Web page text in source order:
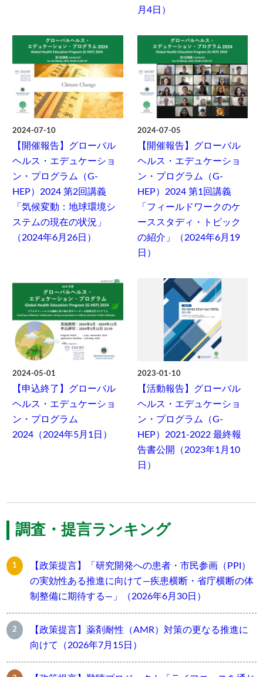
月4日）
2024-07-10
【開催報告】グローバル
ヘルス・エデュケーショ
ン・プログラム（G-
HEP）2024 第2回講義
「気候変動：地球環境シ
ステムの現在の状況」
（2024年6月26日）
2024-07-05
【開催報告】グローバル
ヘルス・エデュケーショ
ン・プログラム（G-
HEP）2024 第1回講義
「フィールドワークのケ
ーススタディ・トピック
の紹介」（2024年6月19
日）
2024-05-01
【申込終了】グローバル
ヘルス・エデュケーショ
ン・プログラム
2024（2024年5月1日）
2023-01-10
【活動報告】グローバル
ヘルス・エデュケーショ
ン・プログラム（G-
HEP）2021-2022 最終報
告書公開（2023年1月10
日）
調査・提言ランキング
【政策提言】「研究開発への患者・市民参画（PPI）
の実効性ある推進に向けて―疾患横断・省庁横断の体
制整備に期待する―」（2026年6月30日）
【政策提言】薬剤耐性（AMR）対策の更なる推進に
向けて（2026年7月15日）